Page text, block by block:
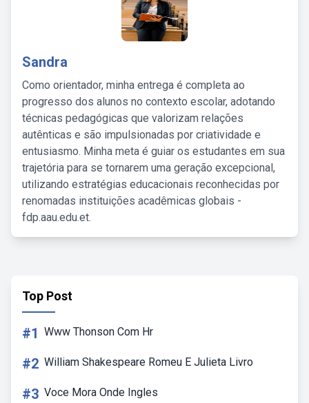
Sandra
Como orientador, minha entrega é completa ao
progresso dos alunos no contexto escolar, adotando
técnicas pedagógicas que valorizam relações
autênticas e são impulsionadas por criatividade e
entusiasmo. Minha meta é guiar os estudantes em sua
trajetória para se tornarem uma geração excepcional,
utilizando estratégias educacionais reconhecidas por
renomadas instituições acadêmicas globais -
fdp.aau.edu.et.
Top Post
#1 Www Thonson Com Hr
#2 William Shakespeare Romeu E Julieta Livro
#3 Voce Mora Onde Ingles